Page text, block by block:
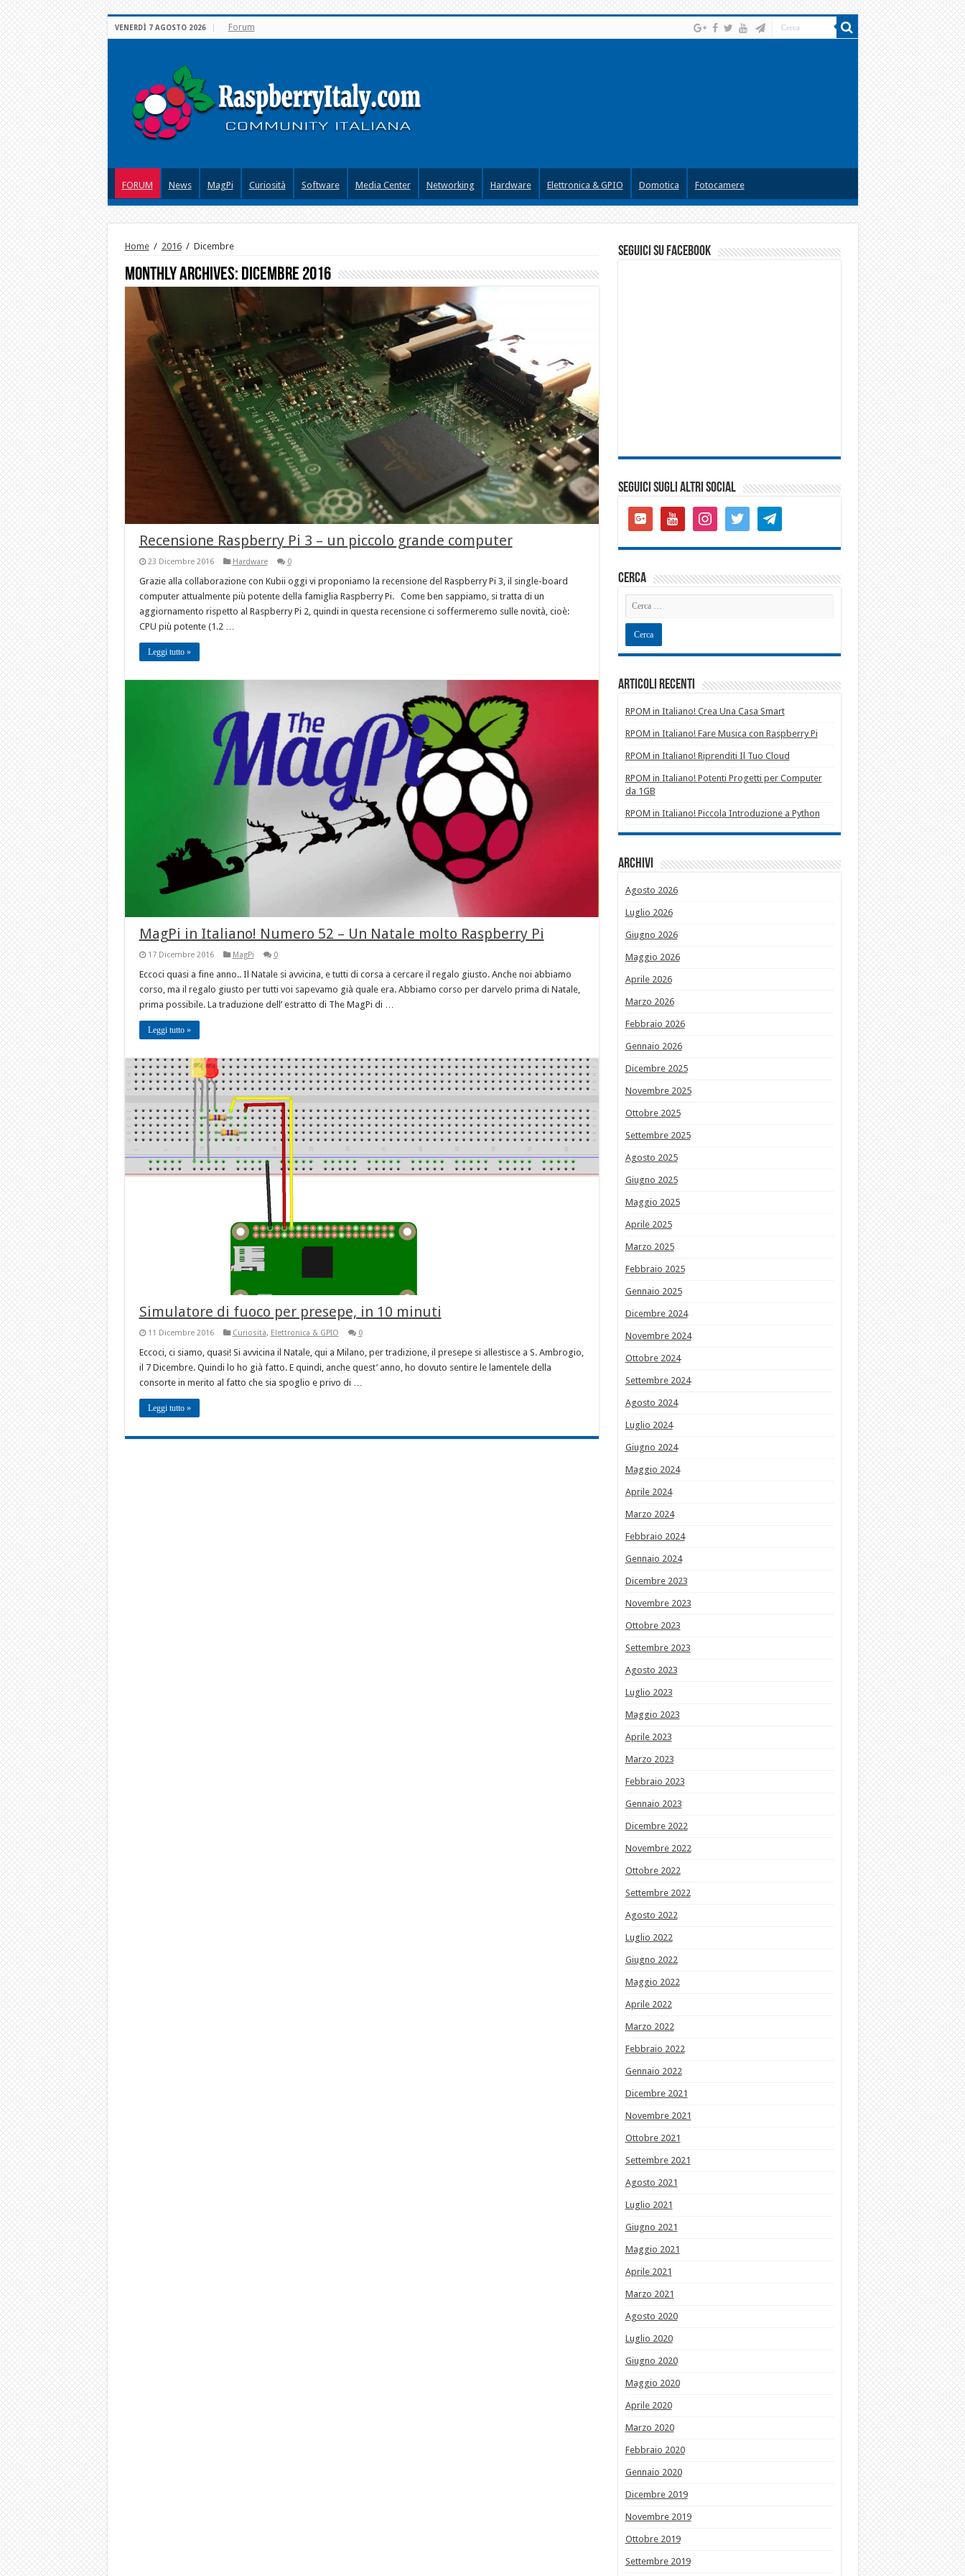
VENERDÌ 7 AGOSTO 2026 Forum
FORUM News MagPi Curiosità Software Media Center Networking Hardware Elettronica & GPIO Domotica Fotocamere
Home / 2016 / Dicembre
Monthly Archives: Dicembre 2016
Recensione Raspberry Pi 3 – un piccolo grande computer
23 Dicembre 2016 Hardware 0
Grazie alla collaborazione con Kubii oggi vi proponiamo la recensione del Raspberry Pi 3, il single-board
computer attualmente più potente della famiglia Raspberry Pi. Come ben sappiamo, si tratta di un
aggiornamento rispetto al Raspberry Pi 2, quindi in questa recensione ci soffermeremo sulle novità, cioè:
CPU più potente (1.2 …
Leggi tutto »
MagPi in Italiano! Numero 52 – Un Natale molto Raspberry Pi
17 Dicembre 2016 MagPi 0
Eccoci quasi a fine anno.. Il Natale si avvicina, e tutti di corsa a cercare il regalo giusto. Anche noi abbiamo
corso, ma il regalo giusto per tutti voi sapevamo già quale era. Abbiamo corso per darvelo prima di Natale,
prima possibile. La traduzione dell’ estratto di The MagPi di …
Leggi tutto »
Simulatore di fuoco per presepe, in 10 minuti
11 Dicembre 2016 Curiosità, Elettronica & GPIO 0
Eccoci, ci siamo, quasi! Si avvicina il Natale, qui a Milano, per tradizione, il presepe si allestisce a S. Ambrogio,
il 7 Dicembre. Quindi lo ho già fatto. E quindi, anche quest’ anno, ho dovuto sentire le lamentele della
consorte in merito al fatto che sia spoglio e privo di …
Leggi tutto »
seguici su facebook
SEGUICI SUGLI ALTRI SOCIAL
google-
plus-
youtube instagramtwitter telegram
cerca
Articoli recenti
RPOM in Italiano! Crea Una Casa Smart
RPOM in Italiano! Fare Musica con Raspberry Pi
RPOM in Italiano! Riprenditi Il Tuo Cloud
RPOM in Italiano! Potenti Progetti per Computer
da 1GB
RPOM in Italiano! Piccola Introduzione a Python
Archivi
Agosto 2026
Luglio 2026
Giugno 2026
Maggio 2026
Aprile 2026
Marzo 2026
Febbraio 2026
Gennaio 2026
Dicembre 2025
Novembre 2025
Ottobre 2025
Settembre 2025
Agosto 2025
Giugno 2025
Maggio 2025
Aprile 2025
Marzo 2025
Febbraio 2025
Gennaio 2025
Dicembre 2024
Novembre 2024
Ottobre 2024
Settembre 2024
Agosto 2024
Luglio 2024
Giugno 2024
Maggio 2024
Aprile 2024
Marzo 2024
Febbraio 2024
Gennaio 2024
Dicembre 2023
Novembre 2023
Ottobre 2023
Settembre 2023
Agosto 2023
Luglio 2023
Maggio 2023
Aprile 2023
Marzo 2023
Febbraio 2023
Gennaio 2023
Dicembre 2022
Novembre 2022
Ottobre 2022
Settembre 2022
Agosto 2022
Luglio 2022
Giugno 2022
Maggio 2022
Aprile 2022
Marzo 2022
Febbraio 2022
Gennaio 2022
Dicembre 2021
Novembre 2021
Ottobre 2021
Settembre 2021
Agosto 2021
Luglio 2021
Giugno 2021
Maggio 2021
Aprile 2021
Marzo 2021
Agosto 2020
Luglio 2020
Giugno 2020
Maggio 2020
Aprile 2020
Marzo 2020
Febbraio 2020
Gennaio 2020
Dicembre 2019
Novembre 2019
Ottobre 2019
Settembre 2019